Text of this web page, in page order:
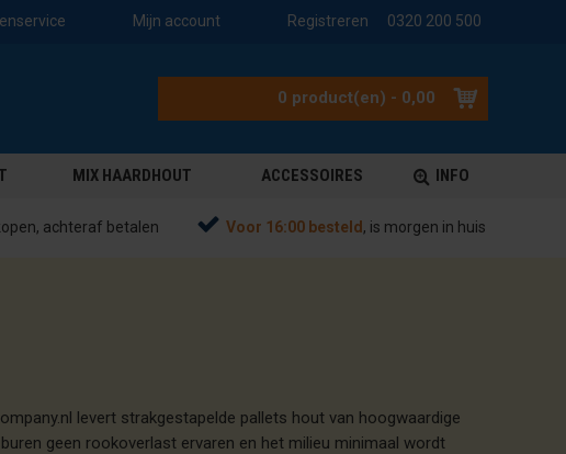
Mijn account Registreren 0320 200 500
0 product(en) - 0,00
MIX HAARDHOUT ACCESSOIRES INFO
achteraf betalen Voor 16:00 besteld , is morgen in huis
levert strakgestapelde pallets hout van hoogwaardige
geen rookoverlast ervaren en het milieu minimaal wordt